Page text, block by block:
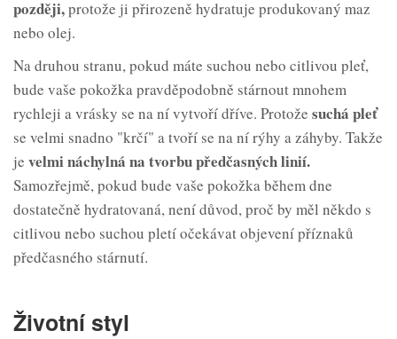
později,protože ji přirozeně hydratuje produkovaný maz
nebo olej.
Na druhou stranu, pokud máte suchou nebo citlivou pleť,
bude vaše pokožka pravděpodobně stárnout mnohem
rychleji a vrásky se na ní vytvoří dříve. Protože suchá pleť
se velmi snadno "krčí" a tvoří se na ní rýhy a záhyby. Takže
je velmi náchylná na tvorbu předčasných linií.
Samozřejmě, pokud bude vaše pokožka během dne
dostatečně hydratovaná, není důvod, proč by měl někdo s
citlivou nebo suchou pletí očekávat objevení příznaků
předčasného stárnutí.
Životní styl